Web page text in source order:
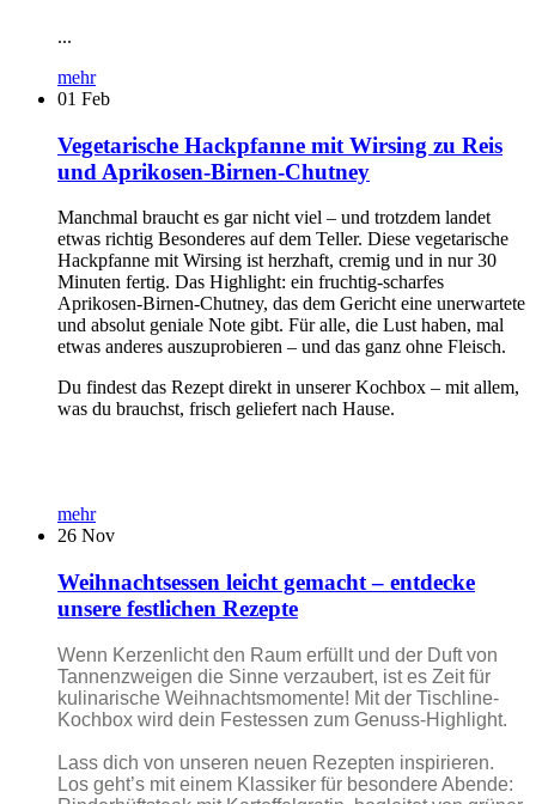
...
mehr
01 Feb
Vegetarische Hackpfanne mit Wirsing zu Reis
und Aprikosen-Birnen-Chutney
Manchmal braucht es gar nicht viel – und trotzdem landet
etwas richtig Besonderes auf dem Teller. Diese vegetarische
Hackpfanne mit Wirsing ist herzhaft, cremig und in nur 30
Minuten fertig. Das Highlight: ein fruchtig-scharfes
Aprikosen-Birnen-Chutney, das dem Gericht eine unerwartete
und absolut geniale Note gibt. Für alle, die Lust haben, mal
etwas anderes auszuprobieren – und das ganz ohne Fleisch.
Du findest das Rezept direkt in unserer Kochbox – mit allem,
was du brauchst, frisch geliefert nach Hause.
mehr
26 Nov
Weihnachtsessen leicht gemacht – entdecke
unsere festlichen Rezepte
Wenn Kerzenlicht den Raum erfüllt und der Duft von
Tannenzweigen die Sinne verzaubert, ist es Zeit für
kulinarische Weihnachtsmomente! Mit der Tischline-
Kochbox wird dein Festessen zum Genuss-Highlight.
Lass dich von unseren neuen Rezepten inspirieren.
Los geht’s mit einem Klassiker für besondere Abende: